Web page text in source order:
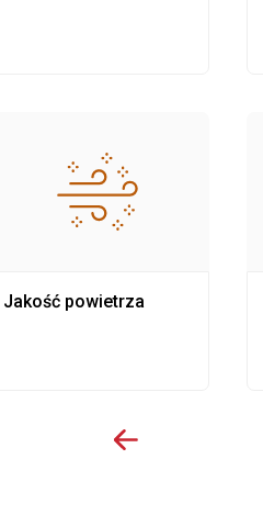
Jakość powietrza